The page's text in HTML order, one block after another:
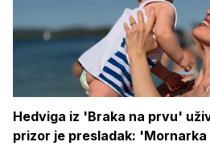
Hedviga iz 'Braka na prvu'
prizor je presladak: 'Mornarka